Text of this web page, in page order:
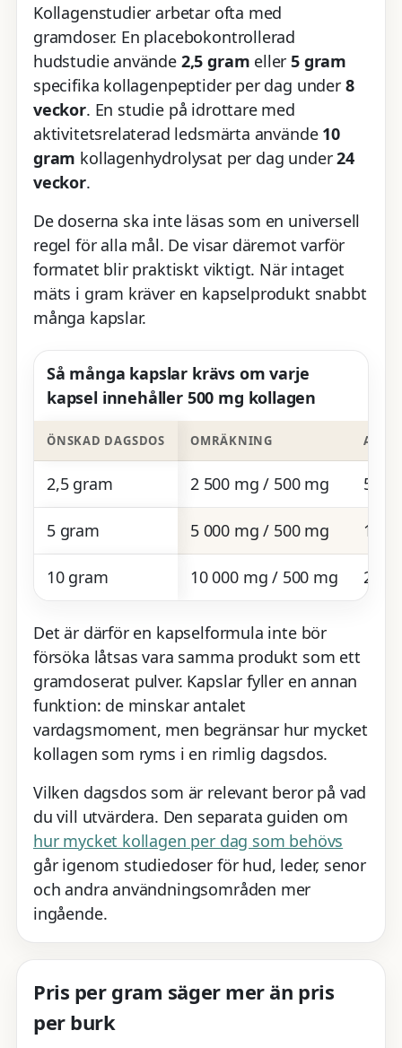
Kollagenstudier arbetar ofta med
gramdoser. En placebokontrollerad
hudstudie använde 2,5 gram eller5 gram
specifika kollagenpeptider per dag under 8
veckor. En studie på idrottare med
aktivitetsrelaterad ledsmärta använde 10
gram kollagenhydrolysat per dag under24
veckor.
De doserna ska inte läsas som en universell
regel för alla mål. De visar däremot varför
formatet blir praktiskt viktigt. När intaget
mäts i gram kräver en kapselprodukt snabbt
många kapslar.
Så många kapslar krävs om varje
kapsel innehåller 500 mg kollagen
ÖNSKAD DAGSDOS OMRÄKNING
2,5 gram 2 500 mg / 500 mg 5
5 gram 5 000 mg / 500 mg 10
10 gram 10 000 mg / 500 mg 20
Det är därför en kapselformula inte bör
försöka låtsas vara samma produkt som ett
gramdoserat pulver. Kapslar fyller en annan
funktion: de minskar antalet
vardagsmoment, men begränsar hur mycket
kollagen som ryms i en rimlig dagsdos.
Vilken dagsdos som är relevant beror på vad
du vill utvärdera. Den separata guiden om
hur mycket kollagen per dag som behövs
går igenom studiedoser för hud, leder, senor
och andra användningsområden mer
ingående.
Pris per gram säger mer än pris
per burk